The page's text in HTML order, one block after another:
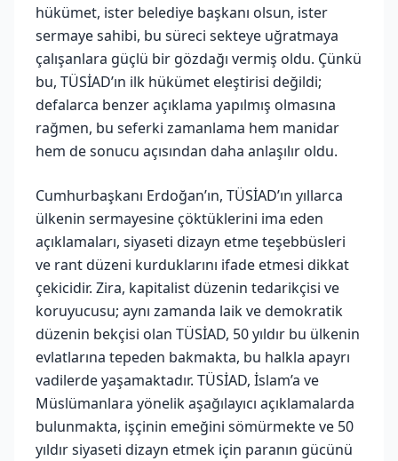
hükümet, ister belediye başkanı olsun, ister
sermaye sahibi, bu süreci sekteye uğratmaya
çalışanlara güçlü bir gözdağı vermiş oldu. Çünkü
bu, TÜSİAD’ın ilk hükümet eleştirisi değildi;
defalarca benzer açıklama yapılmış olmasına
rağmen, bu seferki zamanlama hem manidar
hem de sonucu açısından daha anlaşılır oldu.
Cumhurbaşkanı Erdoğan’ın, TÜSİAD’ın yıllarca
ülkenin sermayesine çöktüklerini ima eden
açıklamaları, siyaseti dizayn etme teşebbüsleri
ve rant düzeni kurduklarını ifade etmesi dikkat
çekicidir. Zira, kapitalist düzenin tedarikçisi ve
koruyucusu; aynı zamanda laik ve demokratik
düzenin bekçisi olan TÜSİAD, 50 yıldır bu ülkenin
evlatlarına tepeden bakmakta, bu halkla apayrı
vadilerde yaşamaktadır. TÜSİAD, İslam’a ve
Müslümanlara yönelik aşağılayıcı açıklamalarda
bulunmakta, işçinin emeğini sömürmekte ve 50
yıldır siyaseti dizayn etmek için paranın gücünü